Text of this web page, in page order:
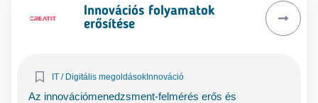
Innovációs folyamatok
erősítése
IT / Digitális megoldások Innováció
Az innovációmenedzsment-felmérés erős és